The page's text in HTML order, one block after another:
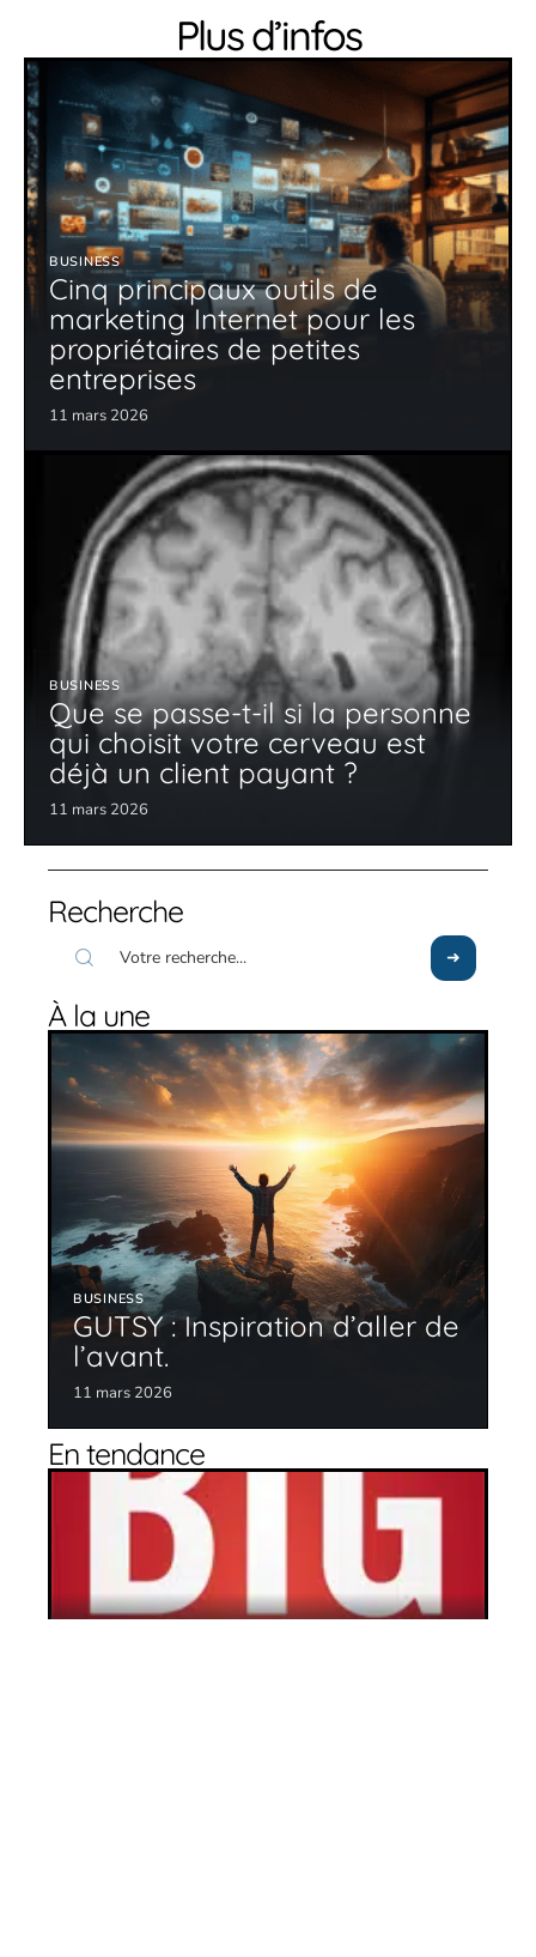
Plus d’infos
BUSINESS
Cinq principaux outils de
marketing Internet pour les
propriétaires de petites
entreprises
11 mars 2026
BUSINESS
Que se passe-t-il si la personne
qui choisit votre cerveau est
déjà un client payant ?
11 mars 2026
Recherche
À la une
BUSINESS
GUTSY : Inspiration d’aller de
l’avant.
11 mars 2026
En tendance
La voie du succès